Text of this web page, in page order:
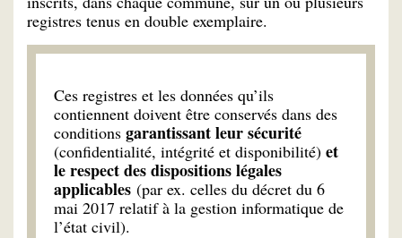
registres tenus en double exemplaire.
Ces registres et les données qu’ils
contiennent doivent être conservés dans des
conditions garantissant leur sécurité
(confidentialité, intégrité et disponibilité) et
le respect des dispositions légales
applicables (par ex. celles du décret du 6
mai 2017 relatif à la gestion informatique de
l’état civil).